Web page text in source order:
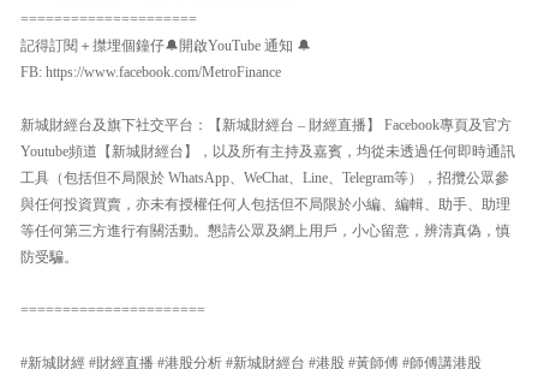
=====================
記得訂閱＋㩒埋個鐘仔🔔開啟YouTube 通知 🔔
FB: https://www.facebook.com/MetroFinance
新城財經台及旗下社交平台：【新城財經台 – 財經直播】 Facebook專頁及官方
Youtube頻道【新城財經台】，以及所有主持及嘉賓，均從未透過任何即時通訊
工具（包括但不局限於 WhatsApp、WeChat、Line、Telegram等），招攬公眾參
與任何投資買賣，亦未有授權任何人包括但不局限於小編、編輯、助手、助理
等任何第三方進行有關活動。懇請公眾及網上用戶，小心留意，辨清真偽，慎
防受騙。
======================
#新城財經 #財經直播 #港股分析 #新城財經台 #港股 #黃師傅 #師傅講港股